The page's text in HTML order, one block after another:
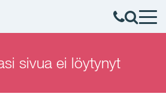
sivua ei löytynyt